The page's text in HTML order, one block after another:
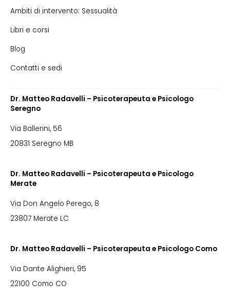
Ambiti di intervento: Sessualità
Libri e corsi
Blog
Contatti e sedi
Dr. Matteo Radavelli – Psicoterapeuta e Psicologo
Seregno
Via Ballerini, 56
20831 Seregno MB
Dr. Matteo Radavelli – Psicoterapeuta e Psicologo
Merate
Via Don Angelo Perego, 8
23807 Merate LC
Dr. Matteo Radavelli – Psicoterapeuta e Psicologo Como
Via Dante Alighieri, 95
22100 Como CO